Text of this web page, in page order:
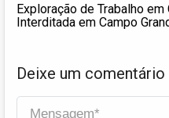
Exploração de Trabalho
Interditada em Campo
Deixe um comentário